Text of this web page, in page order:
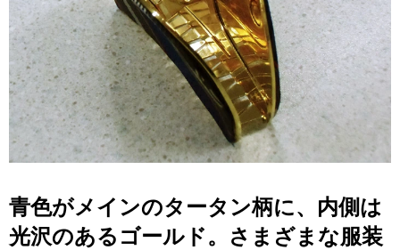
青色がメインのタータン柄に、内側は
光沢のあるゴールド。さまざまな服装